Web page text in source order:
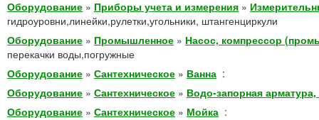
Оборудование » Приборы учета и измерения »
гидроуровни,линейки,рулетки,угольники, штангенциркули
Оборудование » Промышленное » Насос, компрессор
перекачки воды,погружные
Оборудование » Сантехническое » Ванна :
Оборудование » Сантехническое » Водо-запорная
Оборудование » Сантехническое » Мойка :